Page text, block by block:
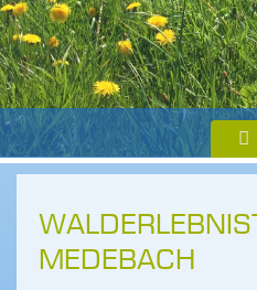
MEDEBACH